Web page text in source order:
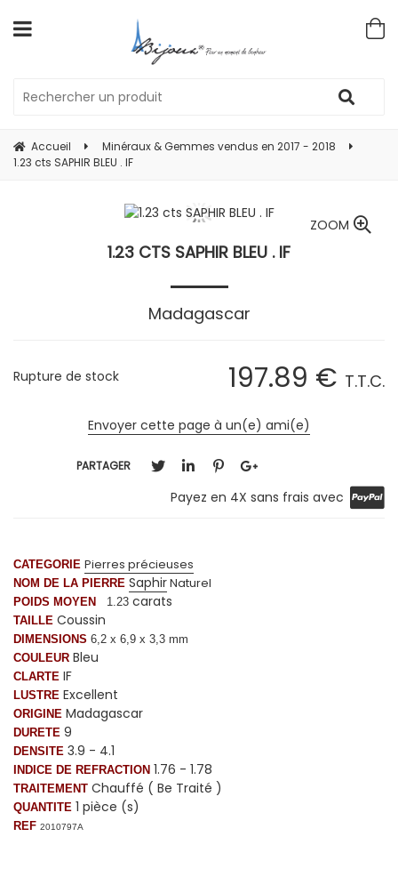
Accueil
Minéraux & Gemmes vendus en 2017 - 2018
1.23 cts SAPHIR BLEU . IF
ZOOM
1.23 CTS SAPHIR BLEU . IF
Madagascar
197.89 € T.T.C.
Rupture de stock
Envoyer cette page à un(e) ami(e)
PARTAGER
Payez en 4X sans frais avec
CATEGORIE Pierres précieuses
NOM DE LA PIERRE SaphirNaturel
POIDS MOYEN 1.23 carats
TAILLE Coussin
DIMENSIONS 6,2 x 6,9 x 3,3 mm
COULEUR Bleu
CLARTE IF
LUSTRE Excellent
ORIGINE Madagascar
DURETE 9
DENSITE 3.9 - 4.1
INDICE DE REFRACTION 1.76 - 1.78
TRAITEMENT Chauffé ( Be Traité )
QUANTITE 1 pièce (s)
REF 2010797A